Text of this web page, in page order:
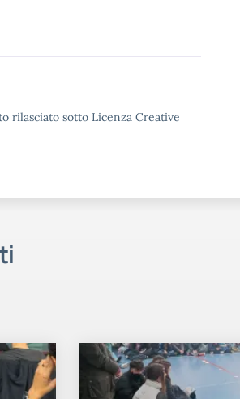
rilasciato sotto Licenza Creative